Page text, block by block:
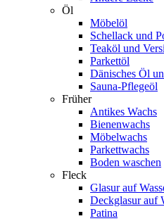
Öl
Möbelöl
Schellack und
Teaköl und
Parkettöl
Dänisches Öl
Sauna-Pflegeöl
Früher
Antikes Wachs
Bienenwachs
Möbelwachs
Parkettwachs
Boden waschen
Fleck
Glasur auf
Deckglasur auf
Patina